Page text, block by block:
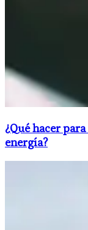
¿Qué hacer
energía?